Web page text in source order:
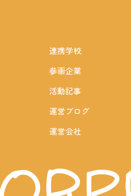
連携学校
参画企業
活動記事
運営ブログ
運営会社